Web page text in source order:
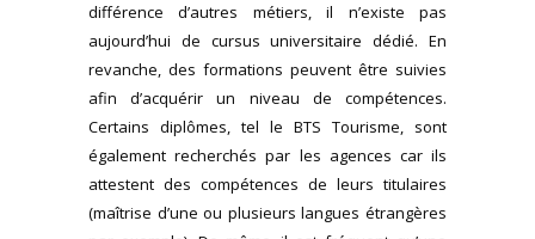
différence d’autres métiers, il n’existe pas
aujourd’hui de cursus universitaire dédié. En
revanche, des formations peuvent être suivies
afin d’acquérir un niveau de compétences.
Certains diplômes, tel le BTS Tourisme, sont
également recherchés par les agences car ils
attestent des compétences de leurs titulaires
(maîtrise d’une ou plusieurs langues étrangères